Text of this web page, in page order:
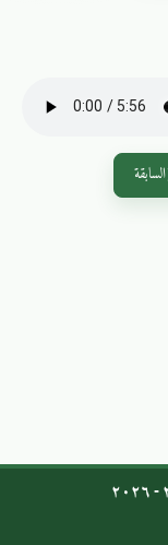
السابقة